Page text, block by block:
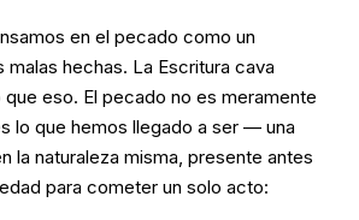
en el pecado como un
hechas. La Escritura cava
eso. El pecado no es meramente
lo que hemos llegado a ser — una
la naturaleza misma, presente antes
para cometer un solo acto: